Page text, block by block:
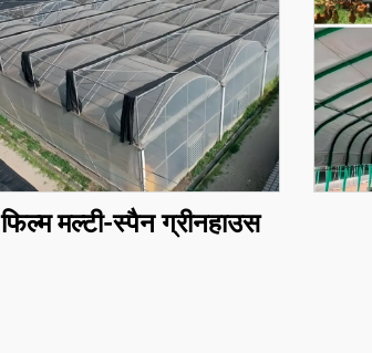
फिल्म मल्टी-स्पैन ग्रीनहाउस